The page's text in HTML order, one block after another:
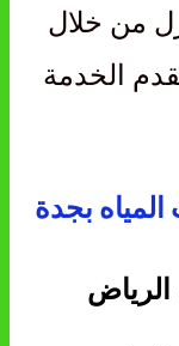
من خلال
الخدمة
بجدة